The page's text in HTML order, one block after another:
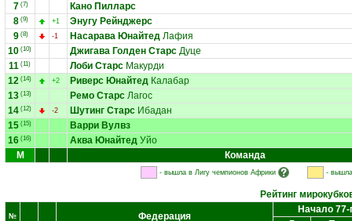
7 (7)
Кано Пилларс
8 (9) +1
Энугу Рейнджерс
9 (8) -1 Насарава Юнайтед Лафия
10 (10) Джигава Голден Старс Дуце
11 (11) Лоби Старс Макурди
12 (14) +2 Риверс Юнайтед Калабар
13 (13) Ремо Старс Лагос
14 (12) -2 Шутинг Старс Ибадан
15 (15)
Варри Вулвз
16 (16) Аква Юнайтед Уйо
М
Команда
- вышла в Лигу чемпионов Африки -
Рейтинг
№ Федерация
Начало 77-